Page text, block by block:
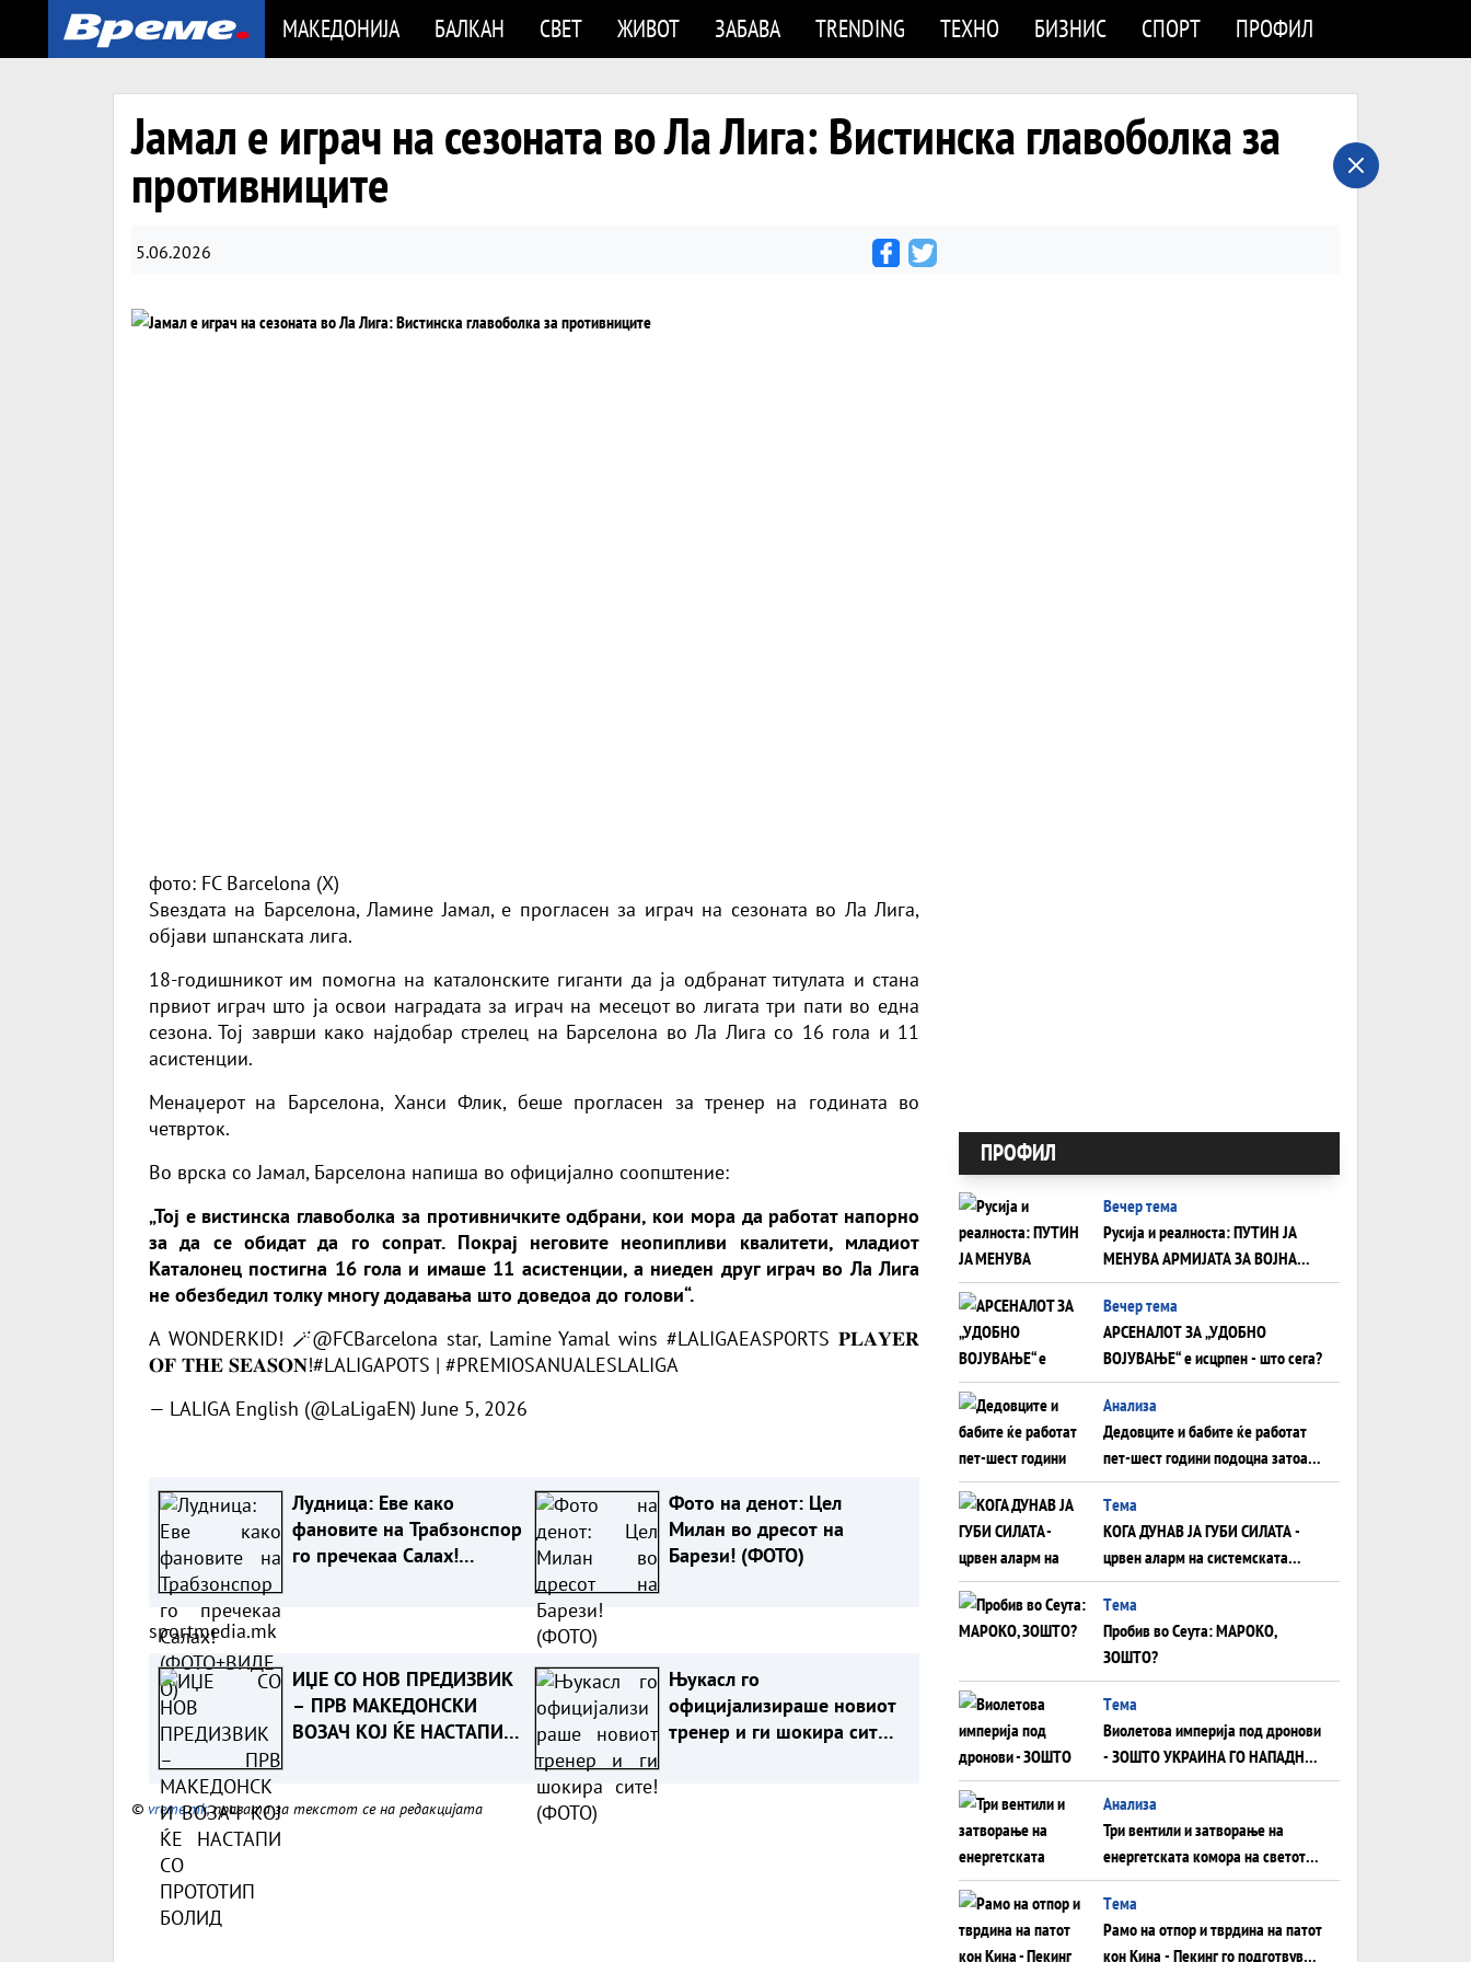
МАКЕДОНИЈА БАЛКАН СВЕТ ЖИВОТ ЗАБАВА TRENDING ТЕХНО БИЗНИС СПОРТ ПРОФИЛ
Јамал е играч на сезоната во Ла Лига: Вистинска главоболка за
противниците
5.06.2026
фото: FC Barcelona (X)
Ѕвездата на Барселона, Ламине Јамал, е прогласен за играч на сезоната во Ла Лига,
објави шпанската лига.
18-годишникот им помогна на каталонските гиганти да ја одбранат титулата и стана
првиот играч што ја освои наградата за играч на месецот во лигата три пати во една
сезона. Тој заврши како најдобар стрелец на Барселона во Ла Лига со 16 гола и 11
асистенции.
Менаџерот на Барселона, Ханси Флик, беше прогласен за тренер на годината во
четврток.
Во врска со Јамал, Барселона напиша во официјално соопштение:
„Тој е вистинска главоболка за противничките одбрани, кои мора да работат напорно
за да се обидат да го сопрат. Покрај неговите неопипливи квалитети, младиот
Каталонец постигна 16 гола и имаше 11 асистенции, а ниеден друг играч во Ла Лига
не обезбедил толку многу додавања што доведоа до голови“.
A WONDERKID! 🪄@FCBarcelona star, Lamine Yamal wins#LALIGAEASPORTS 𝐏𝐋𝐀𝐘𝐄𝐑
𝐎𝐅 𝐓𝐇𝐄 𝐒𝐄𝐀𝐒𝐎𝐍!#LALIGAPOTS | #PREMIOSANUALESLALIGA
— LALIGA English (@LaLigaEN) June 5, 2026
Лудница: Еве како
фановите на Трабзонспор
го пречекаа Салах!
Фото на денот: Цел
Милан во дресот на
Барези! (ФОТО)
sportmedia.mk
ИЏЕ СО НОВ ПРЕДИЗВИК
– ПРВ МАКЕДОНСКИ
ВОЗАЧ КОЈ ЌЕ НАСТАПИ
Њукасл го
официјализираше новиот
тренер и ги шокира сите!
© vreme.mk, правата за текстот се на редакцијата
ПРОФИЛ
Вечер тема
Русија и реалноста: ПУТИН ЈА
МЕНУВА АРМИЈАТА ЗА ВОЈНА
ШТО ОСТАНУВА БЕЗ ФРОНТ
Вечер тема
АРСЕНАЛОТ ЗА „УДОБНО
ВОЈУВАЊЕ“ е исцрпен - што сега?
Анализа
Дедовците и бабите ќе работат
пет-шест години подоцна затоа
што НЕМААТ ВНУЦИ ДА ГИ
ЗАМЕНАТ
Tема
КОГА ДУНАВ ЈА ГУБИ СИЛАТА -
црвен аларм на системската
плоча од јужна Германија до
Црното Море...
Tема
Пробив во Сеута: МАРОКО,
ЗОШТО?
Tема
Виолетова империја под дронови
- ЗОШТО УКРАИНА ГО НАПАДНА
РУСКИОТ WILDBERRIES
Aнализа
Три вентили и затворање на
енергетската комора на светот:
Нападот во Суец најавува
глобален енергетски инфаркт?
Tема
Рамо на отпор и тврдина на патот
кон Кина - Пекинг го подготвува